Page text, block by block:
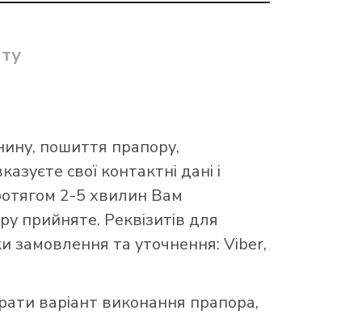
пошиття прапору,
свої контактні дані і
2-5 хвилин Вам
прийняте. Реквізитів для
замовлення та уточнення: Viber,
варіант виконання прапора,